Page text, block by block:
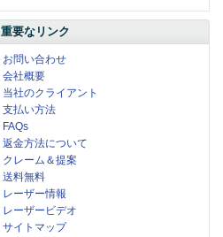
重要なリンク
お問い合わせ
会社概要
当社のクライアント
支払い方法
FAQs
返金方法について
クレーム＆提案
送料無料
レーザー情報
レーザービデオ
サイトマップ